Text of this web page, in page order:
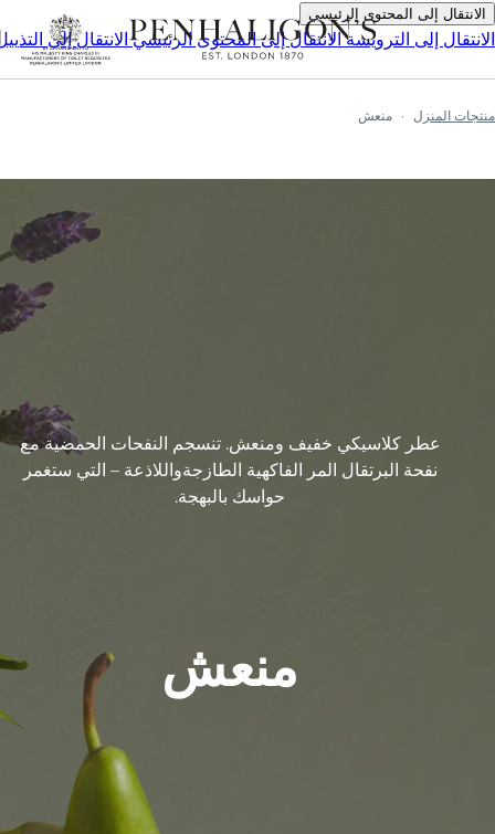
الانتقال إلى المحتوى الرئيسي
الانتقال إلى الترويسةالانتقال إلى المحتوى الرئيسيالانتقال إلى
منتجات المنزل منعش
منعش
عطر كلاسيكي خفيف ومنعش. تنسجم النفحات الحمضية مع
نفحة البرتقال المر الفاكهية الطازجةواللاذعة – التي ستغمر
حواسك بالبهجة.